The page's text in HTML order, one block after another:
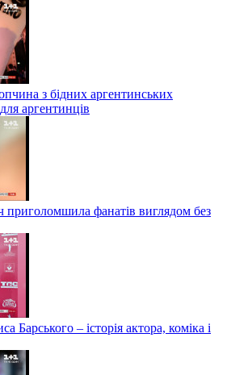
з бідних аргентинських
аргентинців
приголомшила фанатів виглядом без
Барського – історія актора, коміка і